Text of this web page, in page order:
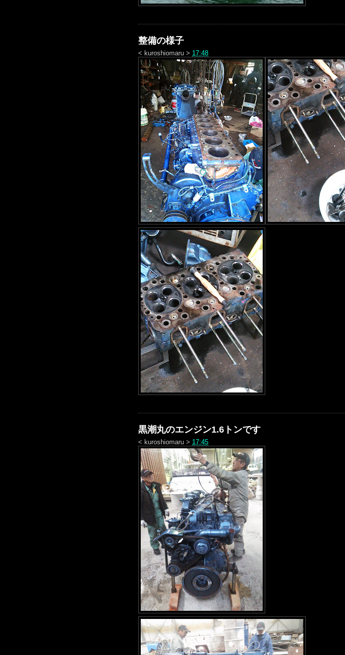
整備の様子
< kuroshiomaru > 17:48
黒潮丸のエンジン1.6トンです
< kuroshiomaru > 17:45